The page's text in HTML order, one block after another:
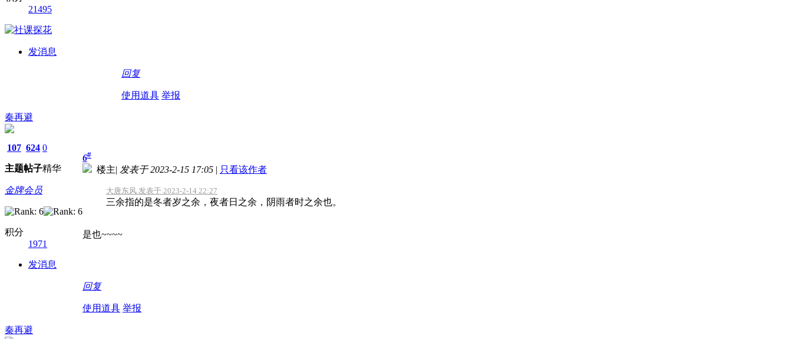
21495
发消息
回复
使用道具 举报
秦再避
107
主题
624
帖子
0
精华
金牌会员
积分
1971
发消息
6#
楼主| 发表于 2023-2-15 17:05 | 只看该作者
大唐东风 发表于 2023-2-14 22:27
三余指的是冬者岁之余，夜者日之余，阴雨者时之余也。
是也~~~~
回复
使用道具 举报
秦再避